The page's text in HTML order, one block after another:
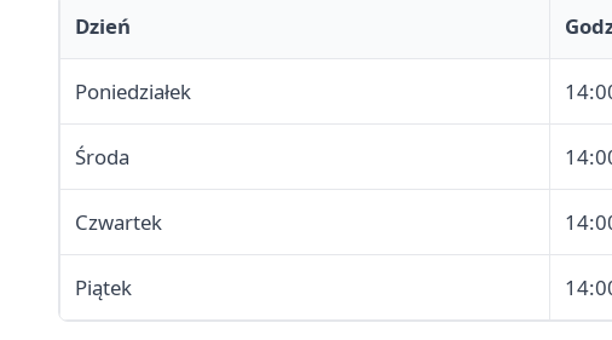
Dzień
Poniedziałek
Środa
Czwartek
Piątek